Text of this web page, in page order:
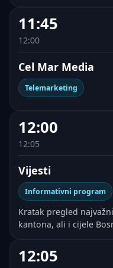
11:45
12:00
Cel Mar Media
Telemarketing
12:00
12:05
Vijesti
Informativni program
Kratak pregled
kantona, ali i cijele
12:05